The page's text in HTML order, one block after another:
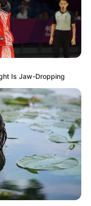
Is Jaw-Dropping